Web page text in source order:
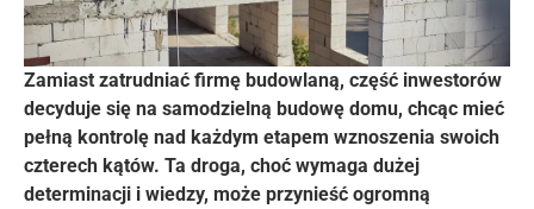
Zamiast zatrudniać firmę budowlaną, część inwestorów
decyduje się na samodzielną budowę domu, chcąc mieć
pełną kontrolę nad każdym etapem wznoszenia swoich
czterech kątów. Ta droga, choć wymaga dużej
determinacji i wiedzy, może przynieść ogromną